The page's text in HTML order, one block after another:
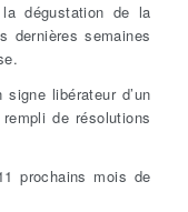
la dégustation de la
dernières semaines
libérateur d’un
de résolutions
prochains mois de